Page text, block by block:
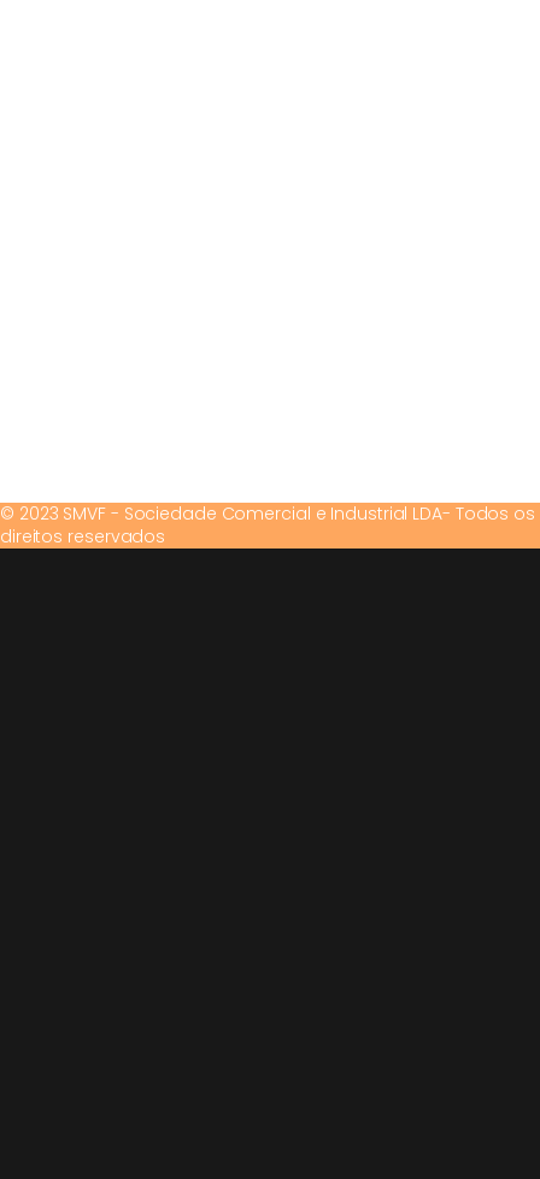
© 2023 SMVF - Sociedade Comercial e Industrial LDA- Todos os
direitos reservados